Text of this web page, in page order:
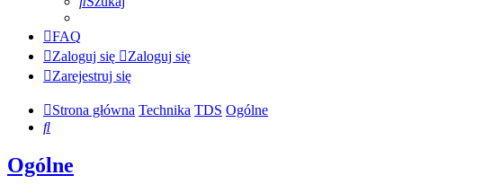
FAQ
Zaloguj się
Zaloguj się
Zarejestruj się
Strona główna Technika TDS Ogólne
Szukaj
Ogólne